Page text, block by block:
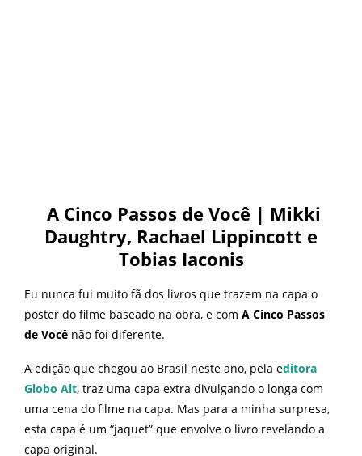
A Cinco Passos de Você | Mikki
Daughtry, Rachael Lippincott e
Tobias Iaconis
Eu nunca fui muito fã dos livros que trazem na capa o
poster do filme baseado na obra, e com A Cinco Passos
de Você não foi diferente.
A edição que chegou ao Brasil neste ano, pela editora
Globo Alt, traz uma capa extra divulgando o longa com
uma cena do filme na capa. Mas para a minha surpresa,
esta capa é um “jaquet” que envolve o livro revelando a
capa original.